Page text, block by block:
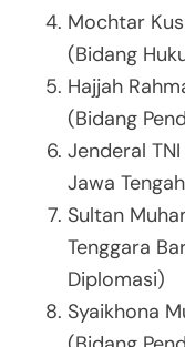
Mochtar
(Bidang
Hajjah
(Bidang
Jenderal
Jawa
Sultan
Tenggara
Diplomasi)
Syaikhona